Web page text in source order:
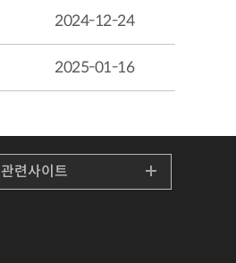
2024-12-24
2025-01-16
관련사이트